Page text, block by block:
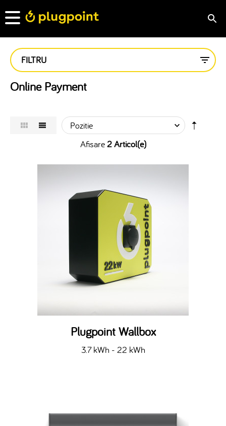
FILTRU
Online Payment
Afisare2 Articol(e)
Plugpoint Wallbox
3.7 kWh - 22 kWh